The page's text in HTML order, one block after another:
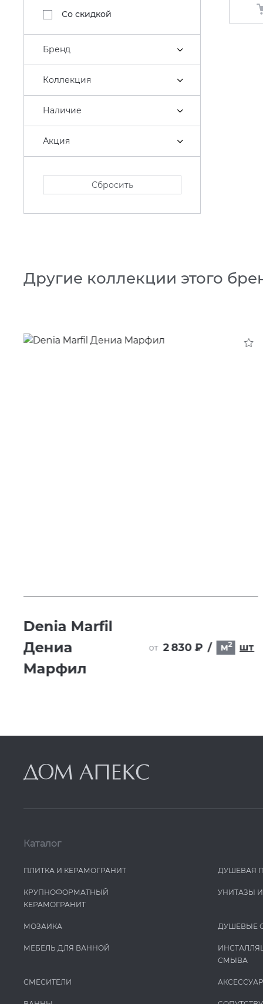
Со скидкой
Бренд
Коллекция
Наличие
Акция
Сбросить
Другие коллекции этого
Denia Marfil
Дениа
Марфил
от 2 830 ₽ / м2 шт
Каталог
ПЛИТКА И КЕРАМОГРАНИТ
КРУПНОФОРМАТНЫЙ
КЕРАМОГРАНИТ
МОЗАИКА
МЕБЕЛЬ ДЛЯ ВАННОЙ
СМЕСИТЕЛИ
ДУШЕВАЯ
УНИТАЗЫ
ДУШЕВЫЕ
СМЫВА